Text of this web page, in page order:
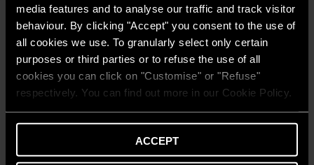
media features and to analyse our traffic and track visitor
behaviour. By clicking "Accept" you consent to the use of
all cookies we use. To granularly select only certain
purposes or third parties or to refuse the use of all
cookies you can click on "Customise" or "Refuse"
respectively. You can find out more in our Cookie Policy.
ACCEPT